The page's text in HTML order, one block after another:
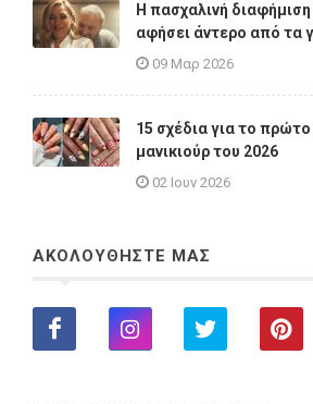
Η πασχαλινή
αφήσει άντερο από τα
09 Μαρ 2026
15 σχέδια για το πρώτο
μανικιούρ του 2026
02 Ιουν 2026
ΑΚΟΛΟΥΘΗΣΤΕ ΜΑΣ